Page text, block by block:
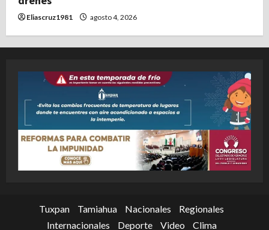
Eliascruz1981 agosto 4, 2026
Tuxpan Tamiahua Nacionales
Regionales
Internacionales
Deporte Video Clima